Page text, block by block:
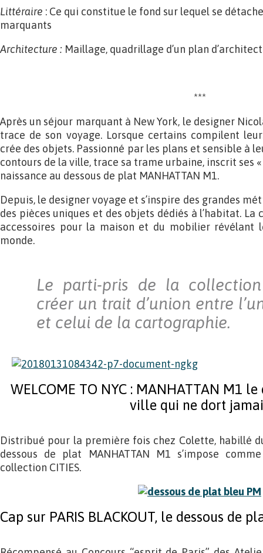
Littéraire : Ce qui constitue le fond sur lequel se
marquants
Architecture : Maillage, quadrillage d’un plan
***
Après un séjour marquant à New York, le designer
trace de son voyage. Lorsque certains compilent
crée des objets. Passionné par les plans et sensible à
contours de la ville, trace sa trame urbaine, inscrit ses
naissance au dessous de plat MANHATTAN M1.
Depuis, le designer voyage et s’inspire des grandes
des pièces uniques et des objets dédiés à l’habitat. La
accessoires pour la maison et du mobilier révélant
monde.
Le parti-pris de la
créer un trait d’union entre
et celui de la cartographie.
WELCOME TO NYC : MANHATTAN M1
ville qui ne dort
Distribué pour la première fois chez Colette, habillé
dessous de plat MANHATTAN M1 s’impose
collection CITIES.
Cap sur PARIS BLACKOUT, le dessous de